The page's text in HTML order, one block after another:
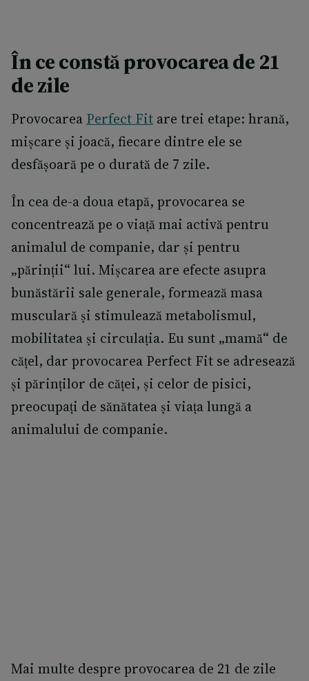
În ce constă provocarea de 21
de zile
Provocarea Perfect Fit are trei etape: hrană,
mișcare și joacă, fiecare dintre ele se
desfășoară pe o durată de 7 zile.
În cea de-a doua etapă, provocarea se
concentrează pe o viață mai activă pentru
animalul de companie, dar și pentru
„părinții“ lui. Mișcarea are efecte asupra
bunăstării sale generale, formează masa
musculară și stimulează metabolismul,
mobilitatea și circulația. Eu sunt „mamă“ de
cățel, dar provocarea Perfect Fit se adresează
și părinților de căței, și celor de pisici,
preocupați de sănătatea și viața lungă a
animalului de companie.
Mai multe despre provocarea de 21 de zile